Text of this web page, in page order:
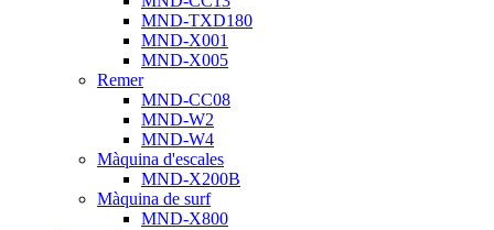
MND-TXD180
MND-X001
MND-X005
Remer
MND-CC08
MND-W2
MND-W4
Màquina d'escales
MND-X200B
Màquina de surf
MND-X800